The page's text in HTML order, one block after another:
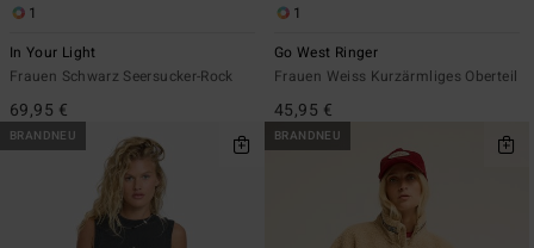
1
In Your Light
Frauen Schwarz Seersucker-Rock
69,95 €
1
Go West Ringer
Frauen Weiss Kurzärmliges Oberteil
45,95 €
BRANDNEU BRANDNEU